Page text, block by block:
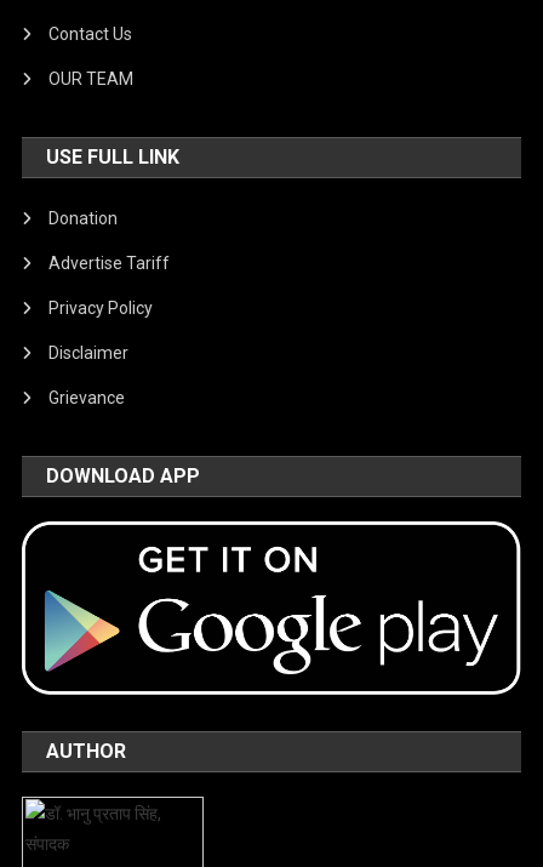
Contact Us
OUR TEAM
USE FULL LINK
Donation
Advertise Tariff
Privacy Policy
Disclaimer
Grievance
DOWNLOAD APP
AUTHOR